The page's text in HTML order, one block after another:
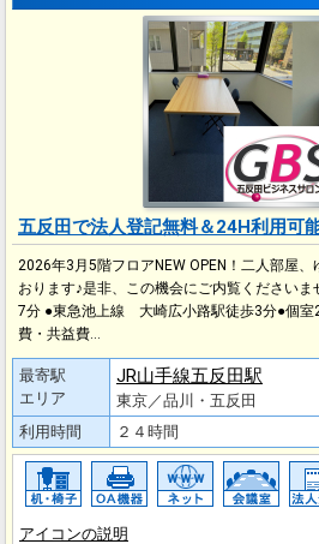
五反田で法人登記無料＆24H利用可
2026年3月5階フロアNEW OPEN！二人部屋
おります♪是非、この機会にご内覧ください
7分 ●東急池上線 大崎広小路駅徒歩3分●個室
費・共益費…
最寄駅
エリア
JR山手線五反田駅
東京／品川・五反田
利用時間
２４時間
アイコンの説明